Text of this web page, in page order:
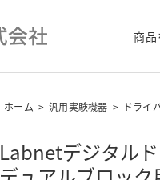
商
ホーム > 汎用実験機器 > ドライ
Labnetデジタル